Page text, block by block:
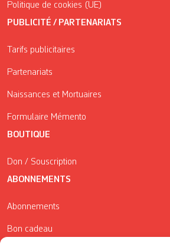
Politique de cookies (UE)
PUBLICITÉ / PARTENARIATS
Tarifs publicitaires
Partenariats
Naissances et Mortuaires
Formulaire Mémento
BOUTIQUE
Don / Souscription
ABONNEMENTS
Abonnements
Bon cadeau